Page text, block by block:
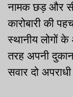
नामक छड़ और
कारोबारी की
स्थानीय लोगों के
तरह अपनी
सवार दो